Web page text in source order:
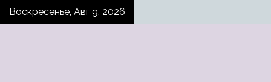
SkipВоскресенье, Авг 9, 2026